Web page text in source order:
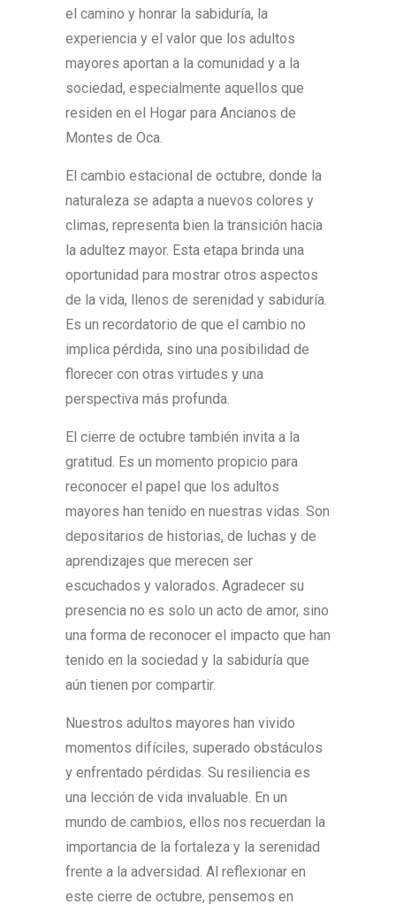
el camino y honrar la sabiduría, la
experiencia y el valor que los adultos
mayores aportan a la comunidad y a la
sociedad, especialmente aquellos que
residen en el Hogar para Ancianos de
Montes de Oca.
El cambio estacional de octubre, donde la
naturaleza se adapta a nuevos colores y
climas, representa bien la transición hacia
la adultez mayor. Esta etapa brinda una
oportunidad para mostrar otros aspectos
de la vida, llenos de serenidad y sabiduría.
Es un recordatorio de que el cambio no
implica pérdida, sino una posibilidad de
florecer con otras virtudes y una
perspectiva más profunda.
El cierre de octubre también invita a la
gratitud. Es un momento propicio para
reconocer el papel que los adultos
mayores han tenido en nuestras vidas. Son
depositarios de historias, de luchas y de
aprendizajes que merecen ser
escuchados y valorados. Agradecer su
presencia no es solo un acto de amor, sino
una forma de reconocer el impacto que han
tenido en la sociedad y la sabiduría que
aún tienen por compartir.
Nuestros adultos mayores han vivido
momentos difíciles, superado obstáculos
y enfrentado pérdidas. Su resiliencia es
una lección de vida invaluable. En un
mundo de cambios, ellos nos recuerdan la
importancia de la fortaleza y la serenidad
frente a la adversidad. Al reflexionar en
este cierre de octubre, pensemos en